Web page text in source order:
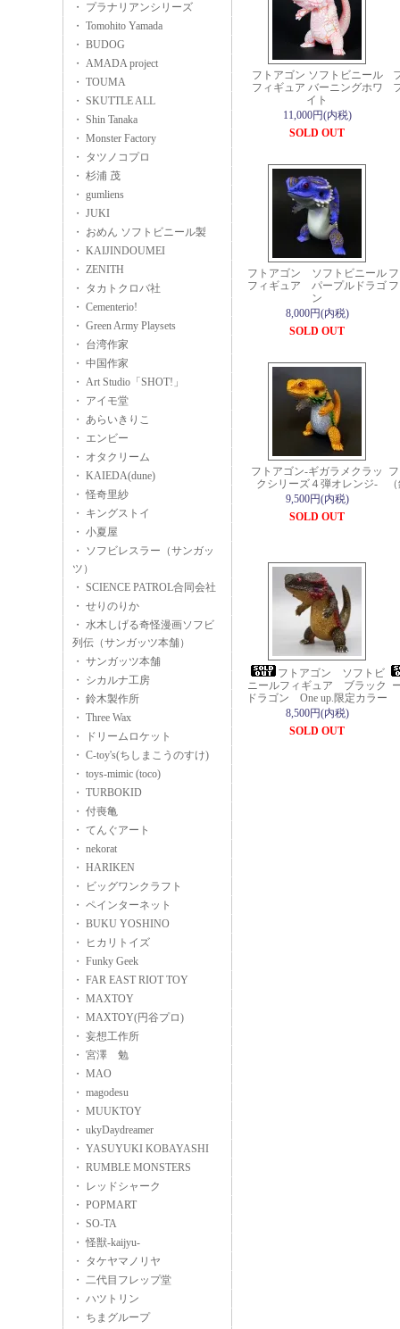
・ プラナリアンシリーズ
・ Tomohito Yamada
・ BUDOG
・ AMADA project
・ TOUMA
・ SKUTTLE ALL
・ Shin Tanaka
・ Monster Factory
・ タツノコプロ
・ 杉浦 茂
・ gumliens
・ JUKI
・ おめん ソフトビニール製
・ KAIJINDOUMEI
・ ZENITH
・ タカトクロバ社
・ Cementerio!
・ Green Army Playsets
・ 台湾作家
・ 中国作家
・ Art Studio「SHOT!」
・ アイモ堂
・ あらいきりこ
・ エンビー
・ オタクリーム
・ KAIEDA(dune)
・ 怪奇里紗
・ キングストイ
・ 小夏屋
・ ソフビレスラー（サンガッ
ツ）
・ SCIENCE PATROL合同会社
・ せりのりか
・ 水木しげる奇怪漫画ソフビ
列伝（サンガッツ本舗）
・ サンガッツ本舗
・ シカルナ工房
・ 鈴木製作所
・ Three Wax
・ ドリームロケット
・ C-toy's(ちしまこうのすけ)
・ toys-mimic (toco)
・ TURBOKID
・ 付喪亀
・ てんぐアート
・ nekorat
・ HARIKEN
・ ビッグワンクラフト
・ ペインターネット
・ BUKU YOSHINO
・ ヒカリトイズ
・ Funky Geek
・ FAR EAST RIOT TOY
・ MAXTOY
・ MAXTOY(円谷プロ)
・ 妄想工作所
・ 宮澤 勉
・ MAO
・ magodesu
・ MUUKTOY
・ ukyDaydreamer
・ YASUYUKI KOBAYASHI
・ RUMBLE MONSTERS
・ レッドシャーク
・ POPMART
・ SO-TA
・ 怪獣-kaijyu-
・ タケヤマノリヤ
・ 二代目フレップ堂
・ ハツトリン
・ ちまグループ
フトアゴン ソフトビニール
フィギュア バーニングホワ
イト
11,000円(内税)
SOLD OUT
フトアゴン ソフトビニール
フィギュア パープルドラゴ
ン
8,000円(内税)
SOLD OUT
フトアゴン-ギガラメクラッ
クシリーズ４弾オレンジ-
9,500円(内税)
SOLD OUT
フトアゴン ソフトビ
ニールフィギュア ブラック
ドラゴン One up.限定カラー
8,500円(内税)
SOLD OUT